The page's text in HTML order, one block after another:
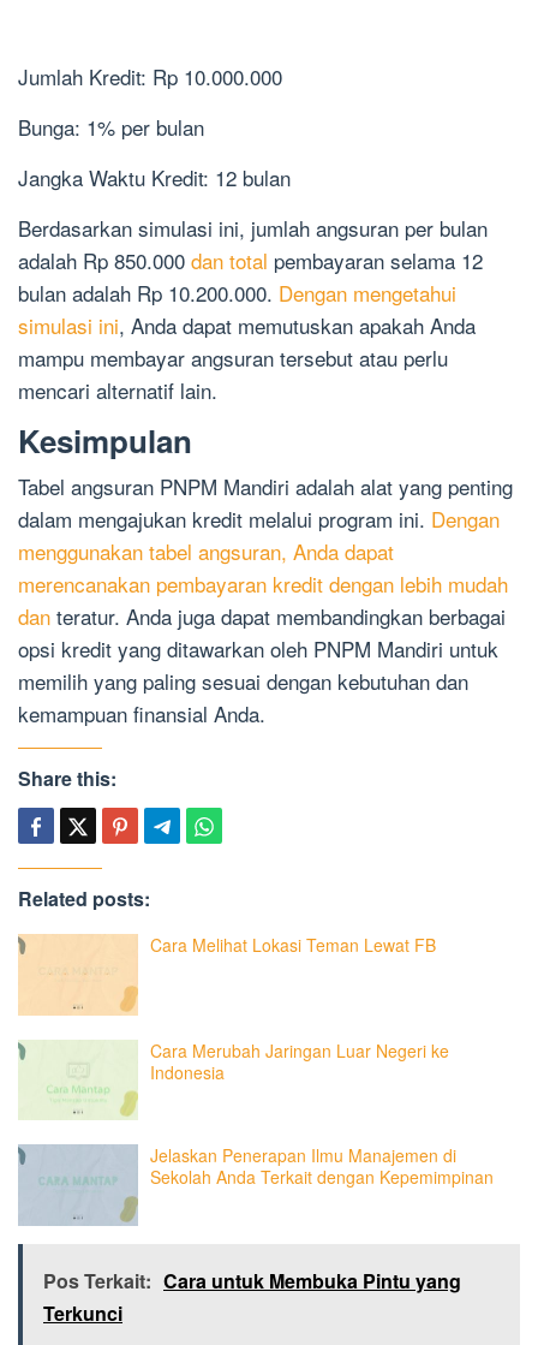
Jumlah Kredit: Rp 10.000.000
Bunga: 1% per bulan
Jangka Waktu Kredit: 12 bulan
Berdasarkan simulasi ini, jumlah angsuran per bulan
adalah Rp 850.000 dan total pembayaran selama 12
bulan adalah Rp 10.200.000. Dengan mengetahui
simulasi ini, Anda dapat memutuskan apakah Anda
mampu membayar angsuran tersebut atau perlu
mencari alternatif lain.
Kesimpulan
Tabel angsuran PNPM Mandiri adalah alat yang penting
dalam mengajukan kredit melalui program ini. Dengan
menggunakan tabel angsuran, Anda dapat
merencanakan pembayaran kredit dengan lebih mudah
dan teratur. Anda juga dapat membandingkan berbagai
opsi kredit yang ditawarkan oleh PNPM Mandiri untuk
memilih yang paling sesuai dengan kebutuhan dan
kemampuan finansial Anda.
Share this:
Related posts:
Cara Melihat Lokasi Teman Lewat FB
Cara Merubah Jaringan Luar Negeri ke
Indonesia
Jelaskan Penerapan Ilmu Manajemen di
Sekolah Anda Terkait dengan Kepemimpinan
Pos Terkait: Cara untuk Membuka Pintu yang
Terkunci